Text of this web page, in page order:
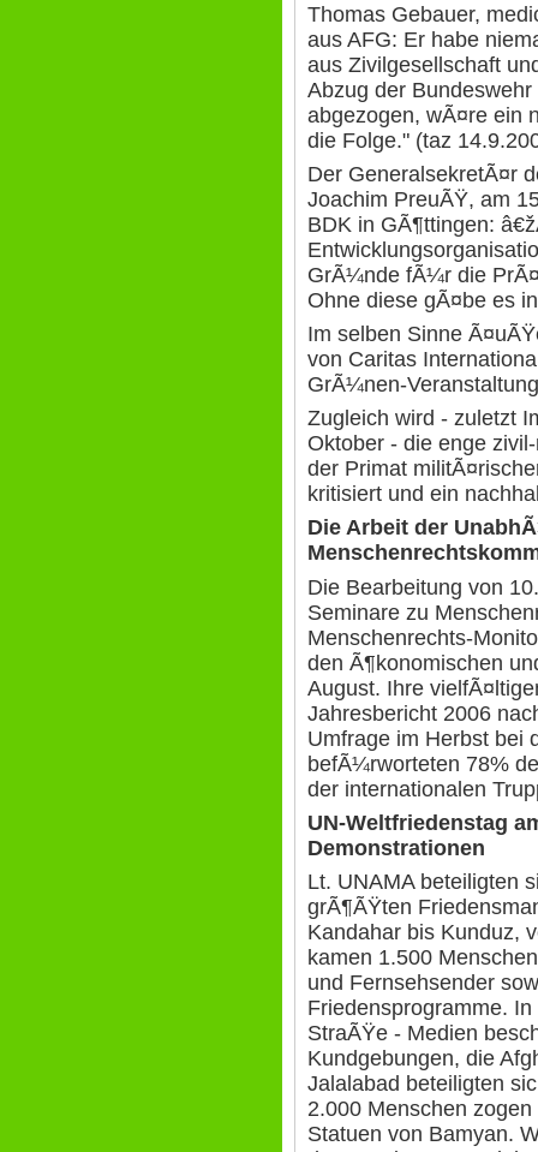
Thomas Gebauer,
aus AFG: Er habe
aus Zivilgesellschaft
Abzug der
abgezogen, wÃ¤re ein
die Folge." (taz
Der GeneralsekretÃ¤r
Joachim PreuÃŸ, am
BDK in GÃ¶ttingen:
GrÃ¼nde fÃ¼r die
Ohne diese gÃ¤be es
Im selben Sinne
von Caritas
GrÃ¼nen-
Zugleich wird - zuletzt
Oktober - die enge
der Primat
kritisiert und ein
Die Arbeit der
Die Bearbeitung von
Seminare zu
Menschenrechts-
den Ã¶konomischen
August. Ihre
Jahresbericht 2006
Umfrage im Herbst bei
befÃ¼rworteten 78%
der internationalen
UN-Weltfriedenstag
Demonstrationen
Lt. UNAMA beteiligten
grÃ¶ÃŸten
Kandahar bis Kunduz,
kamen 1.500
und Fernsehsender
Friedensprogramme.
StraÃŸe - Medien
Kundgebungen, die
Jalalabad beteiligten
2.000 Menschen
Statuen von Bamyan.